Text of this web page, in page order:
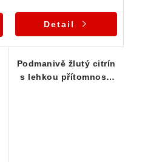
Detail
Podmanivě žlutý citrín
s lehkou přítomností